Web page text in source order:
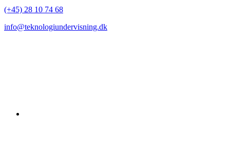
(+45) 28 10 74 68
info@teknologiundervisning.dk